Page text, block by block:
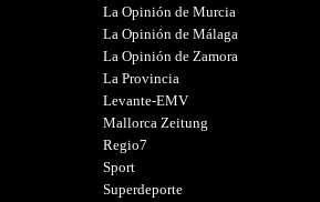
La Opinión de Murcia
La Opinión de Málaga
La Opinión de Zamora
La Provincia
Levante-EMV
Mallorca Zeitung
Regio7
Sport
Superdeporte